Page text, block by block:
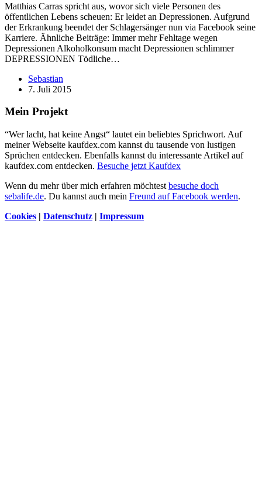
Matthias Carras spricht aus, wovor sich viele Personen des
öffentlichen Lebens scheuen: Er leidet an Depressionen. Aufgrund
der Erkrankung beendet der Schlagersänger nun via Facebook seine
Karriere. Ähnliche Beiträge: Immer mehr Fehltage wegen
Depressionen Alkoholkonsum macht Depressionen schlimmer
DEPRESSIONEN Tödliche…
Sebastian
7. Juli 2015
Mein Projekt
“Wer lacht, hat keine Angst“ lautet ein beliebtes Sprichwort. Auf
meiner Webseite kaufdex.com kannst du tausende von lustigen
Sprüchen entdecken. Ebenfalls kannst du interessante Artikel auf
kaufdex.com entdecken. Besuche jetzt Kaufdex
Wenn du mehr über mich erfahren möchtest besuche doch
sebalife.de. Du kannst auch mein Freund auf Facebook werden.
Cookies | Datenschutz | Impressum